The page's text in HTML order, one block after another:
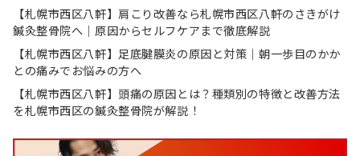
【札幌市西区八軒】肩こり改善なら札幌市西区八軒のさきがけ
鍼灸整骨院へ｜原因からセルフケアまで徹底解説
【札幌市西区八軒】足底腱膜炎の原因と対策｜朝一歩目のかか
との痛みでお悩みの方へ
【札幌市西区八軒】頭痛の原因とは？種類別の特徴と改善方法
を札幌市西区の鍼灸整骨院が解説！